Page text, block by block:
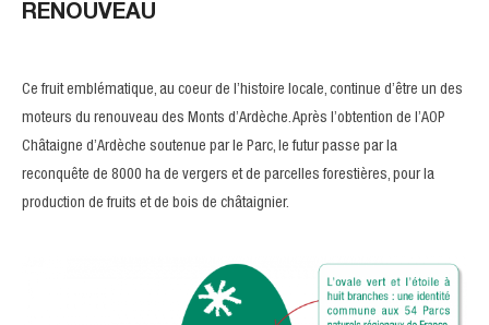
RENOUVEAU
Ce fruit emblématique, au coeur de l’histoire locale, continue d’être un des
moteurs du renouveau des Monts d’Ardèche. Après l’obtention de l’AOP
Châtaigne d’Ardèche soutenue par le Parc, le futur passe par la
reconquête de 8000 ha de vergers et de parcelles forestières, pour la
production de fruits et de bois de châtaignier.